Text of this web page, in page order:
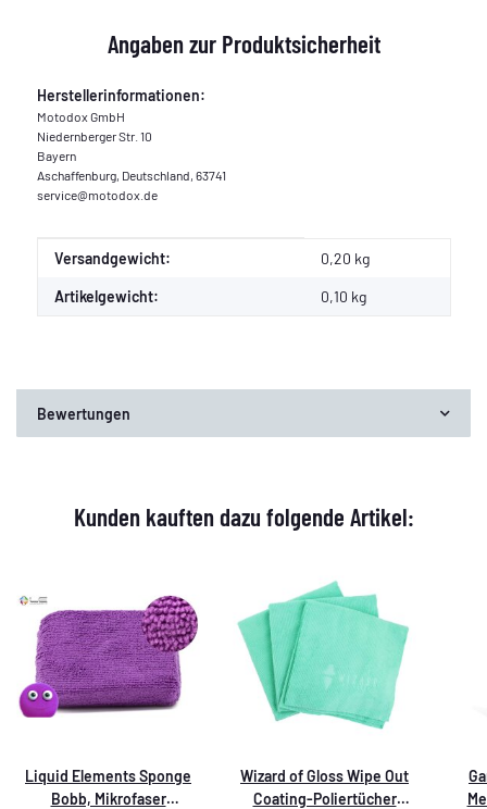
Angaben zur Produktsicherheit
Herstellerinformationen:
Motodox GmbH
Niedernberger Str. 10
Bayern
Aschaffenburg, Deutschland, 63741
service@motodox.de
Produkteigenschaft
Wert
Versandgewicht: 0,20 kg
Artikelgewicht: 0,10 kg
Bewertungen
Kunden kauften dazu folgende Artikel:
Liquid Elements Sponge
Bobb, Mikrofaser
Wizard of Gloss Wipe Out
Coating-Poliertücher